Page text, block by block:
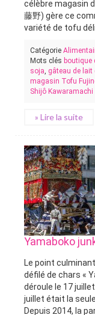
célèbre magasin
藤野) gère ce
variété de tofu
Catégorie
Mots clés boutique
soja, gâteau de lait
magasin Tofu
Shijô Kawaramachi
» Lire la suite
Yamaboko
Le point
défilé de chars «
déroule le 17
juillet était la
Depuis 2014, la